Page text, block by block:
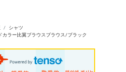
シャツ
カラー比翼ブラウスブラウス/ブラック